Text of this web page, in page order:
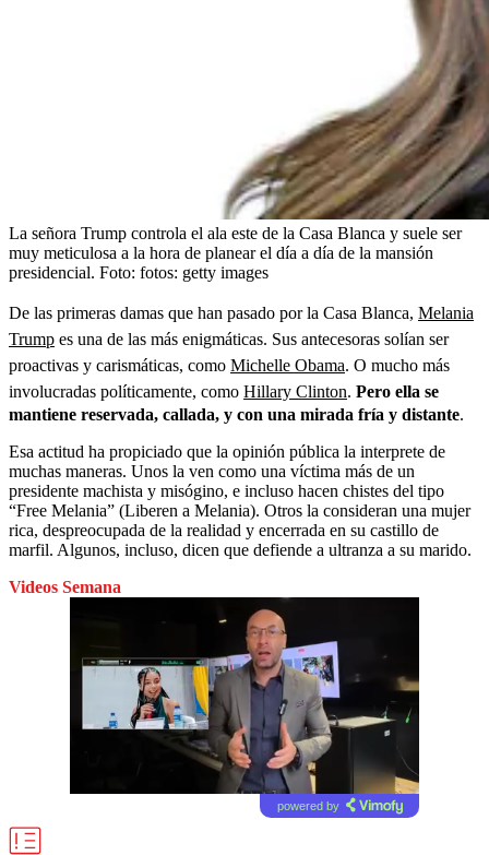
La señora Trump controla el ala este de la Casa Blanca y suele ser
muy meticulosa a la hora de planear el día a día de la mansión
presidencial. Foto: fotos: getty images
De las primeras damas que han pasado por la Casa Blanca, Melania
Trump es una de las más enigmáticas. Sus antecesoras solían ser
proactivas y carismáticas, como Michelle Obama. O mucho más
involucradas políticamente, como Hillary Clinton. Pero ella se
mantiene reservada, callada, y con una mirada fría y distante.
Esa actitud ha propiciado que la opinión pública la interprete de
muchas maneras. Unos la ven como una víctima más de un
presidente machista y misógino, e incluso hacen chistes del tipo
“Free Melania” (Liberen a Melania). Otros la consideran una mujer
rica, despreocupada de la realidad y encerrada en su castillo de
marfil. Algunos, incluso, dicen que defiende a ultranza a su marido.
Videos Semana
powered by